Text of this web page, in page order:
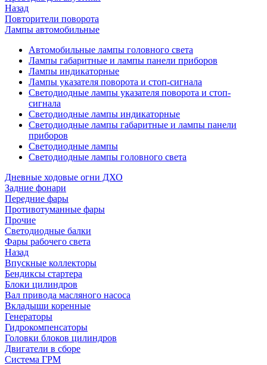
Назад
Повторители поворота
Лампы автомобильные
Автомобильные лампы головного света
Лампы габаритные и лампы панели приборов
Лампы индикаторные
Лампы указателя поворота и стоп-сигнала
Светодиодные лампы указателя поворота и стоп-
сигнала
Светодиодные лампы индикаторные
Светодиодные лампы габаритные и лампы панели
приборов
Светодиодные лампы
Светодиодные лампы головного света
Дневные ходовые огни ДХО
Задние фонари
Передние фары
Противотуманные фары
Прочие
Светодиодные балки
Фары рабочего света
Назад
Впускные коллекторы
Бендиксы стартера
Блоки цилиндров
Вал привода масляного насоса
Вкладыши коренные
Генераторы
Гидрокомпенсаторы
Головки блоков цилиндров
Двигатели в сборе
Система ГРМ